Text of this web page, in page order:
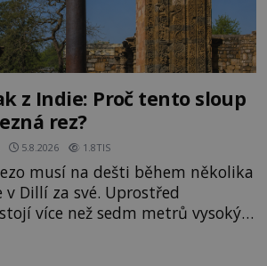
z Indie: Proč tento sloup
rez?
5.8.2026 1.8TIS
musí na dešti během několika
Dillí za své. Uprostřed
více než sedm metrů vysoký
už přibližně 1 600 let odolává
stopami koroze. Jeho